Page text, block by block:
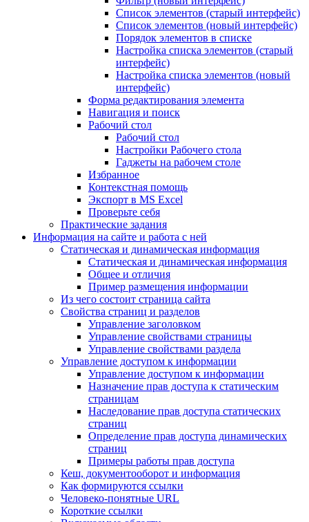
Список элементов (старый интерфейс)
Список элементов (новый интерфейс)
Порядок элементов в списке
Настройка списка элементов (старый
интерфейс)
Настройка списка элементов (новый
интерфейс)
Форма редактирования элемента
Навигация и поиск
Рабочий стол
Рабочий стол
Настройки Рабочего стола
Гаджеты на рабочем столе
Избранное
Контекстная помощь
Экспорт в MS Excel
Проверьте себя
Практические задания
Информация на сайте и работа с ней
Статическая и динамическая информация
Статическая и динамическая информация
Общее и отличия
Пример размещения информации
Из чего состоит страница сайта
Свойства страниц и разделов
Управление заголовком
Управление свойствами страницы
Управление свойствами раздела
Управление доступом к информации
Управление доступом к информации
Назначение прав доступа к статическим
страницам
Наследование прав доступа статических
страниц
Определение прав доступа динамических
страниц
Примеры работы прав доступа
Кеш, документооборот и информация
Как формируются ссылки
Человеко-понятные URL
Короткие ссылки